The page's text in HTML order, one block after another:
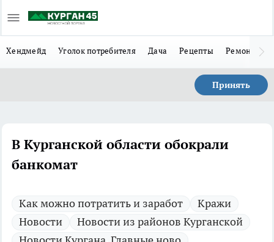
Хендмейд Уголок потребителя Дача Рецепты Ремонт
Принять
В Курганской области обокрали
банкомат
Как можно потратить и заработ
Кражи
Новости
Новости из районов Курганской